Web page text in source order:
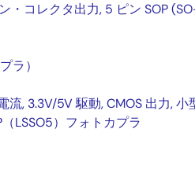
・コレクタ出力, 5 ピン SOP
ラ）
流, 3.3V/5V 駆動, CMOS 出力, 小
LSSO5）フォトカプラ